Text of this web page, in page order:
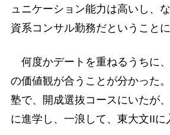
ュニケーション能力は高いし、
資系コンサル勤務だということ
何度かデートを重ねるうちに
の価値観が合うことが分かった
塾で、開成選抜コースにいたが
に進学し、一浪して、東大文IIに